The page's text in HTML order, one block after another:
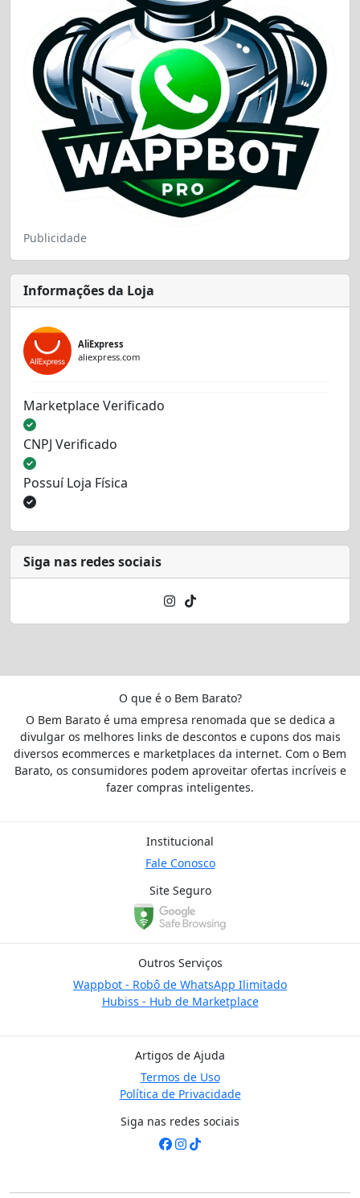
Publicidade
Informações da Loja
AliExpress
aliexpress.com
Marketplace Verificado
CNPJ Verificado
Possuí Loja Física
Siga nas redes sociais
O que é o Bem Barato?
O Bem Barato é uma empresa renomada que se dedica a
divulgar os melhores links de descontos e cupons dos mais
diversos ecommerces e marketplaces da internet. Com o Bem
Barato, os consumidores podem aproveitar ofertas incríveis e
fazer compras inteligentes.
Institucional
Fale Conosco
Site Seguro
Outros Serviços
Wappbot - Robô de WhatsApp Ilimitado
Hubiss - Hub de Marketplace
Artigos de Ajuda
Termos de Uso
Política de Privacidade
Siga nas redes sociais